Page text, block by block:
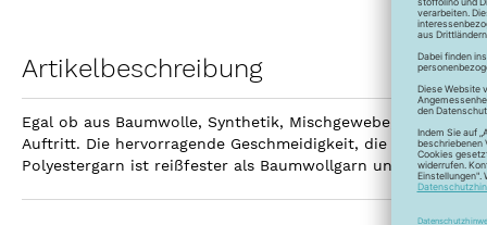
Artikelbeschreibung
Egal ob aus Baumwolle, Synthetik, Mischgewebe, Leinen
Auftritt. Die hervorragende Geschmeidigkeit, die hohe
Polyestergarn ist reißfester als Baumwollgarn und kann